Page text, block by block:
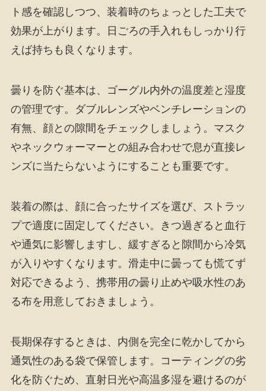
ト感を確認しつつ、装着時のちょっとした工夫で
効果が上がります。日ごろの手入れもしっかり行
えば持ちも良くなります。
曇りを防ぐ基本は、ゴーグル内外の温度差と湿度
の管理です。ダブルレンズやベンチレーションの
有無、顔との隙間をチェックしましょう。マスク
やネックウォーマーとの組み合わせで息が直接レ
ンズに当たらないようにすることも重要です。
装着の際は、顔に合ったサイズを選び、ストラッ
プで適度に固定してください。きつ過ぎると血行
や通気に影響しますし、緩すぎると隙間から冷気
が入りやすくなります。滑走中に曇っても慌てず
対応できるよう、携帯用の曇り止めや吸水性のあ
る布を用意しておきましょう。
長期保存するときは、内側を完全に乾かしてから
通気性のある袋で保管します。コーティングの劣
化を防ぐため、直射日光や高温多湿を避けるのが